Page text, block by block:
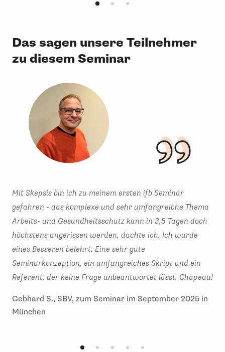
Das sagen unsere Teilnehmer
zu diesem Seminar
Mit Skepsis bin ich zu meinem ersten ifb Seminar
gefahren - das komplexe und sehr umfangreiche Thema
Arbeits- und Gesundheitsschutz kann in 3,5 Tagen doch
höchstens angerissen werden, dachte ich. Ich wurde
eines Besseren belehrt. Eine sehr gute
Seminarkonzeption, ein umfangreiches Skript und ein
Referent, der keine Frage unbeantwortet lässt. Chapeau!
Gebhard S., SBV, zum Seminar im September 2025 in
München